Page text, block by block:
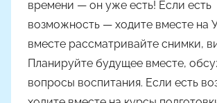
времени — он уже есть! Если есть
возможность — ходите вместе на
вместе рассматривайте снимки,
Планируйте будущее вместе,
вопросы воспитания. Если есть